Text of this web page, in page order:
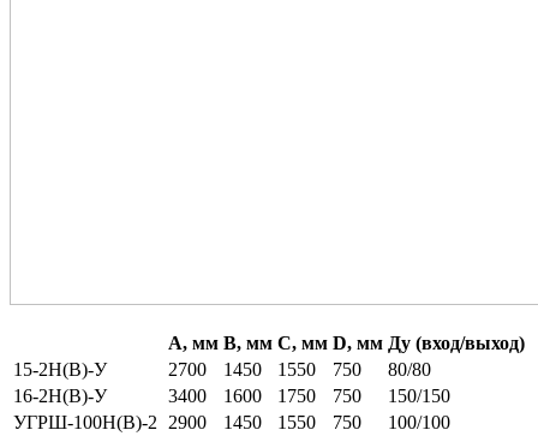
А, мм B, мм C, мм D, мм Ду (вход/выход)
15-2Н(В)-У
2700 1450 1550 750
80/80
16-2Н(В)-У
3400 1600 1750 750
150/150
УГРШ-100Н(В)-2
2900 1450 1550 750
100/100